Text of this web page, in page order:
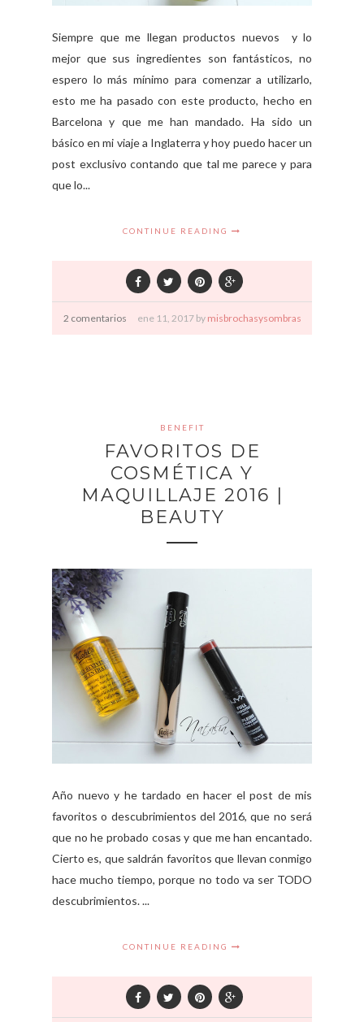
Siempre que me llegan productos nuevos y lo
mejor que sus ingredientes son fantásticos, no
espero lo más mínimo para comenzar a utilizarlo,
esto me ha pasado con este producto, hecho en
Barcelona y que me han mandado. Ha sido un
básico en mi viaje a Inglaterra y hoy puedo hacer un
post exclusivo contando que tal me parece y para
que lo...
CONTINUE READING
2 comentarios ene 11, 2017 by misbrochasysombras
BENEFIT
FAVORITOS DE
COSMÉTICA Y
MAQUILLAJE 2016 |
BEAUTY
Año nuevo y he tardado en hacer el post de mis
favoritos o descubrimientos del 2016, que no será
que no he probado cosas y que me han encantado.
Cierto es, que saldrán favoritos que llevan conmigo
hace mucho tiempo, porque no todo va ser TODO
descubrimientos. ...
CONTINUE READING